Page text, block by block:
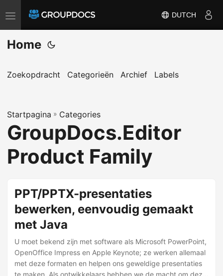
T
o
g
l
a
v
i
g
DUTCH
Home
Zoekopdracht Categorieën Archief Labels
Startpagina » Categories
GroupDocs.Editor
Product Family
PPT/PPTX-presentaties
bewerken, eenvoudig gemaakt
met Java
U moet bekend zijn met software als Microsoft PowerPoint,
OpenOffice Impress en Apple Keynote; ze werken allemaal
met deze formaten en helpen ons geweldige presentaties
te maken. Als ontwikkelaars hebben we de macht om deze